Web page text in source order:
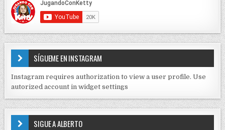
r
a
d
E
C
N
T
I
D
S
E
SÍGUEME EN INSTAGRAM
Instagram requires authorization to view a user profile. Use
autorized account in widget settings
SIGUE A ALBERTO